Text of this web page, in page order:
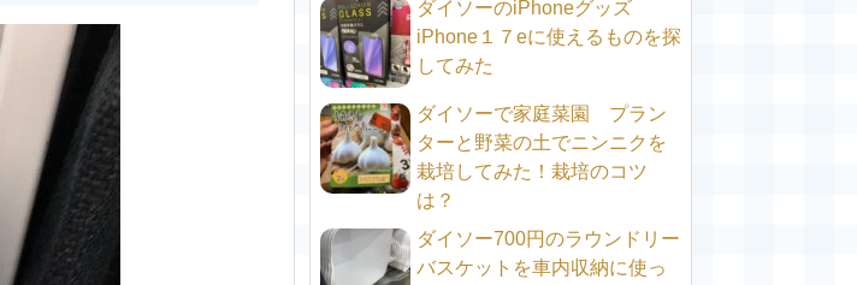
ダイソーのiPhoneグッズ
iPhone１７eに使えるものを探
してみた
ダイソーで家庭菜園 プラン
ターと野菜の土でニンニクを
栽培してみた！栽培のコツ
は？
ダイソー700円のラウンドリー
バスケットを車内収納に使っ